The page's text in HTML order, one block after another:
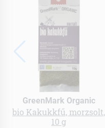
GreenMark Organic
bio Kakukkfű, morzsolt,
10 g